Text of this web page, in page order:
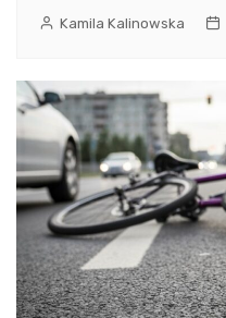
Kamila Kalinowska